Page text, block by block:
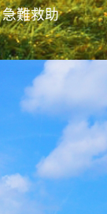
急難救助